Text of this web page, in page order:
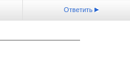
Ответить